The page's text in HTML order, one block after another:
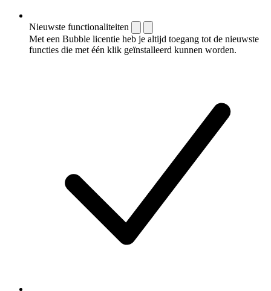
Nieuwste functionaliteiten
Met een Bubble licentie heb je altijd toegang tot de nieuwste
functies die met één klik geïnstalleerd kunnen worden.